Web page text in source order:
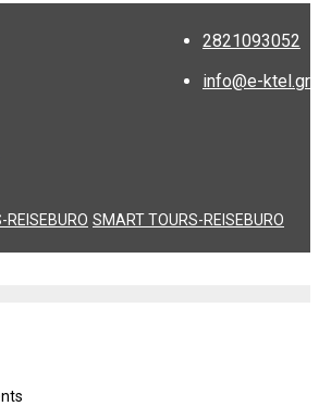
2821093052
info@e-ktel.gr
SMART TOURS-REISEBURO